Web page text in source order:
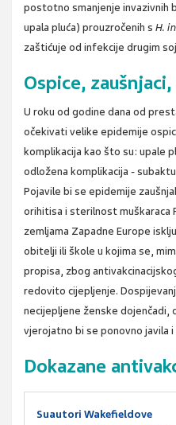
postotno smanjenje invazivnih
upala pluća) prouzročenih s H.
zaštićuje od infekcije drugim
Ospice,
U roku od godine dana od
očekivati velike epidemije
komplikacija kao što su: upale
odložena komplikacija -
Pojavile bi se epidemije
orihitisa i sterilnost muškaraca
zemljama Zapadne Europe
obitelji ili škole u kojima se,
propisa, zbog
redovito cijepljenje.
necijepljene ženske dojenčadi,
vjerojatno bi se ponovno javila
Dokazane
Suautori Wakefieldove